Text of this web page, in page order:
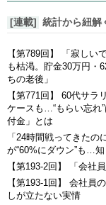
[連載] 統計から紐解
【第789回】 「寂し
も枯渇。貯金30万円・
ちの老後」
【第771回】 60代サラ
ケースも…“もらい忘れ
付金」とは
「24時間戦ってきた
が“60%にダウン”も…
【第193-2回】 「会社
【第193-1回】 会社員
しが立たない実情